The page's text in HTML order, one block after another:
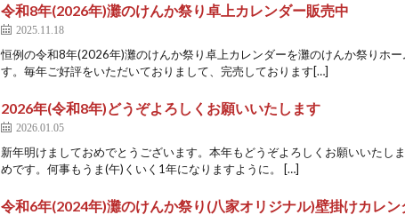
令和8年(2026年)灘のけんか祭り卓上カレンダー販売中
2025.11.18
恒例の令和8年(2026年)灘のけんか祭り卓上カレンダーを灘のけんか祭りホ
す。毎年ご好評をいただいておりまして、完売しております[…]
2026年(令和8年)どうぞよろしくお願いいたします
2026.01.05
新年明けましておめでとうございます。本年もどうぞよろしくお願いいたし
めです。何事もうま(午)くいく1年になりますように。 […]
令和6年(2024年)灘のけんか祭り(八家オリジナル)壁掛けカレ